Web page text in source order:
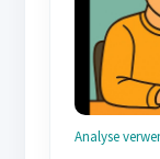
Analyse